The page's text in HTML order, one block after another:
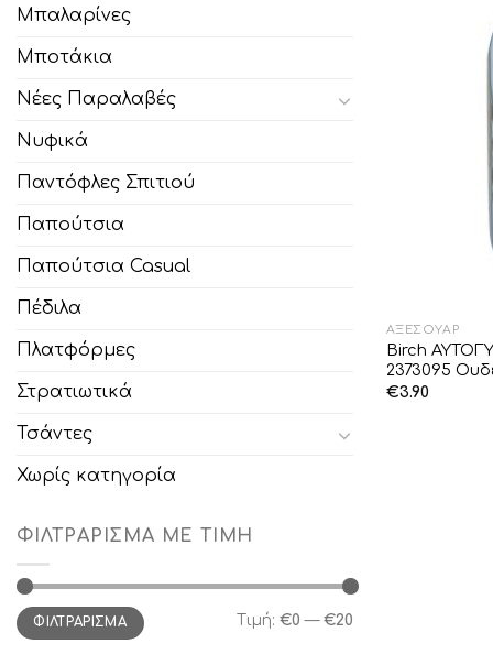
Μπαλαρίνες
Μποτάκια
Νέες Παραλαβές
Νυφικά
Παντόφλες Σπιτιού
Παπούτσια
Παπούτσια Casual
Πέδιλα
Πλατφόρμες
Στρατιωτικά
Τσάντες
Χωρίς κατηγορία
ΦΙΛΤΡΆΡΙΣΜΑ ΜΕ ΤΙΜΉ
Ελάχιστη
τιμή
Μέγιστη
τιμήΦΙΛΤΡΆΡΙΣΜΑ Τιμή: €0 — €20
ΑΞΕΣΟΥΆΡ
Birch
2373095
€3.90